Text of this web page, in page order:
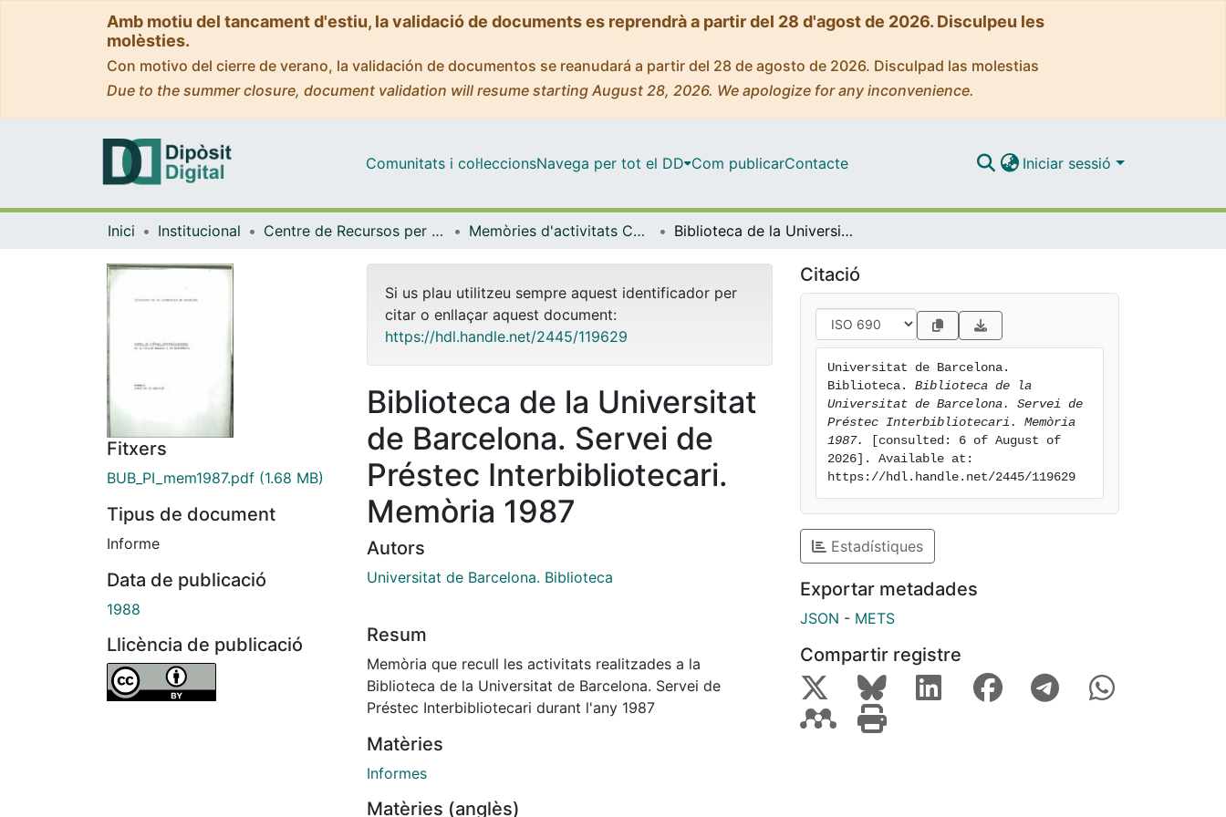
Amb motiu del tancament d'estiu, la validació de documents es reprendrà a partir del 28 d'agost de 2026. Disculpeu les
molèsties.
Con motivo del cierre de verano, la validación de documentos se reanudará a partir del 28 de agosto de 2026. Disculpad las molestias
Due to the summer closure, document validation will resume starting August 28, 2026. We apologize for any inconvenience.
Comunitats i col·leccionsNavega per tot el DD Com publicarContacte Iniciar sessió
Inici Institucional Centre de Recursos per a l'Aprenentatge i la Investigació (CRAI-UB) - Institucional Memòries d'activitats CRAI Biblioteques i Unitats (CRAI-UB) Biblioteca de la Universitat de Barcelona. Servei de Préstec Interbibliotecari. Memòria 1987
Fitxers
BUB_PI_mem1987.pdf (1.68 MB)
Tipus de document
Informe
Data de publicació
1988
Llicència de publicació
Si us plau utilitzeu sempre aquest identificador per
citar o enllaçar aquest document:
https://hdl.handle.net/2445/119629
Biblioteca de la Universitat
de Barcelona. Servei de
Préstec Interbibliotecari.
Memòria 1987
Autors
Universitat de Barcelona. Biblioteca
Resum
Memòria que recull les activitats realitzades a la
Biblioteca de la Universitat de Barcelona. Servei de
Préstec Interbibliotecari durant l'any 1987
Matèries
Informes
Matèries (anglès)
Citació
Universitat de Barcelona.
Biblioteca. Biblioteca de la
Universitat de Barcelona. Servei de
Préstec Interbibliotecari. Memòria
1987.
[consulted: 6 of August of
2026]. Available at:
https://hdl.handle.net/2445/119629
Estadístiques
Exportar metadades
JSON - METS
Compartir registre